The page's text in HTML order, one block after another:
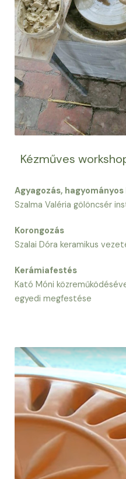
Kézműves
Agyagozás,
Szalma Valéria gölöncsér
Korongozás
Szalai Dóra keramikus
Kerámiafestés
Kató Móni
egyedi megfestése